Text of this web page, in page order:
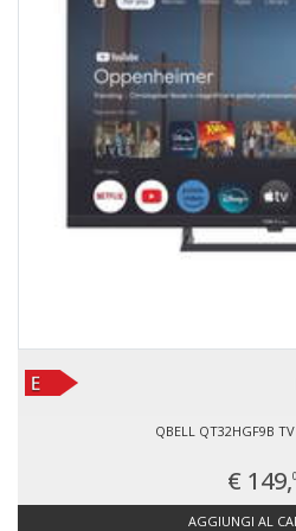
QBELL QT32HGF9B
€ 149,
AGGIUNGI AL